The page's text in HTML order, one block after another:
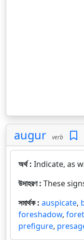
augur verb
অর্থ : Indicate, as
উদাহরণ : These
সমার্থক : auspicate,
foreshadow,
prefigure,